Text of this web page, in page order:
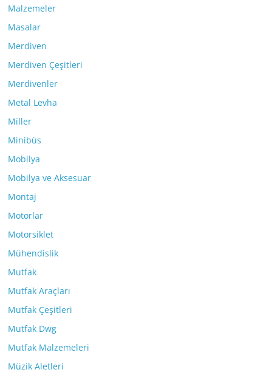
Malzemeler
Masalar
Merdiven
Merdiven Çeşitleri
Merdivenler
Metal Levha
Miller
Minibüs
Mobilya
Mobilya ve Aksesuar
Montaj
Motorlar
Motorsiklet
Mühendislik
Mutfak
Mutfak Araçları
Mutfak Çeşitleri
Mutfak Dwg
Mutfak Malzemeleri
Müzik Aletleri